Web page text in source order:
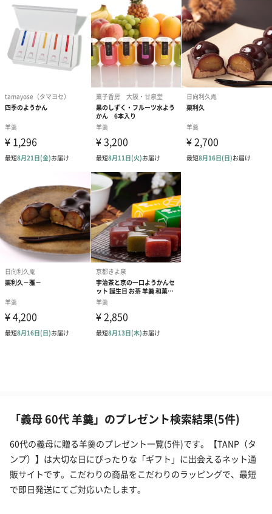
「義母 60代 羊羹」のプレゼント検索結果(5件)
60代の義母に贈る羊羹のプレゼント一覧(5件)です。【TANP（タ
ンプ）】は大切な日にぴったりな「ギフト」に出会えるネット通
販サイトです。こだわりの商品をこだわりのラッピングで、最短
で即日発送にてご対応いたします。